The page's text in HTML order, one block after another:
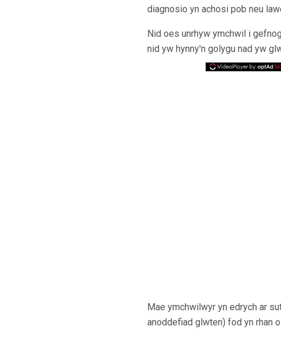
diagnosio yn achosi pob neu
Nid oes unrhyw ymchwil i
nid yw hynny'n golygu nad yw
Mae ymchwilwyr yn edrych ar
anoddefiad glwten) fod yn rhan